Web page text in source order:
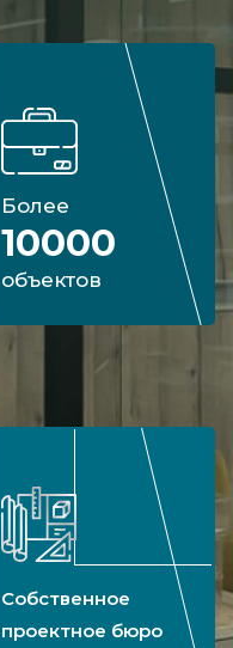
Более
10000
объектов
Собственное
проектное бюро